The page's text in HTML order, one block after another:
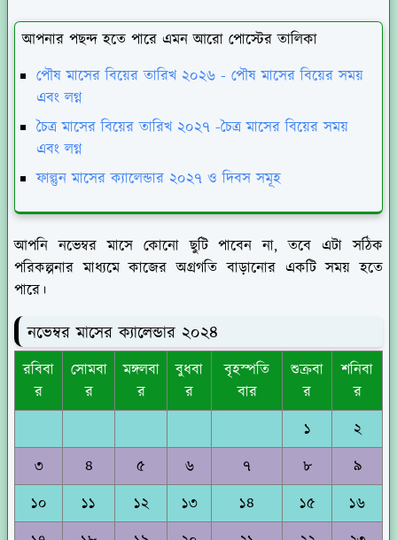
আপনার পছন্দ হতে পারে এমন আরো পোস্টের তালিকা
পৌষ মাসের বিয়ের তারিখ ২০২৬ - পৌষ মাসের বিয়ের সময়
এবং লগ্ন
চৈত্র মাসের বিয়ের তারিখ ২০২৭ -চৈত্র মাসের বিয়ের সময়
এবং লগ্ন
ফাল্গুন মাসের ক্যালেন্ডার ২০২৭ ও দিবস সমূহ
আপনি নভেম্বর মাসে কোনো ছুটি পাবেন না, তবে এটা সঠিক
পরিকল্পনার মাধ্যমে কাজের অগ্রগতি বাড়ানোর একটি সময় হতে
পারে।
নভেম্বর মাসের ক্যালেন্ডার ২০২৪
রবিবা
র
সোমবা
র
মঙ্গলবা
র
বুধবা
র
বৃহস্পতি
বার
শুক্রবা
র
শনিবা
র
১ ২
৩ ৪ ৫ ৬ ৭ ৮ ৯
১০ ১১ ১২ ১৩ ১৪ ১৫ ১৬